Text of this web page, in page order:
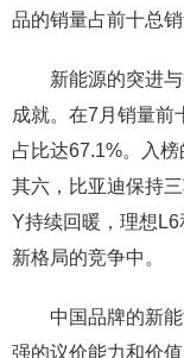
品的销量占前十总
新能源的突进与
成就。在7月销量前
占比达67.1%。入
其六，比亚迪保持
Y持续回暖，理想
新格局的竞争中。
中国品牌的新能
强的议价能力和价